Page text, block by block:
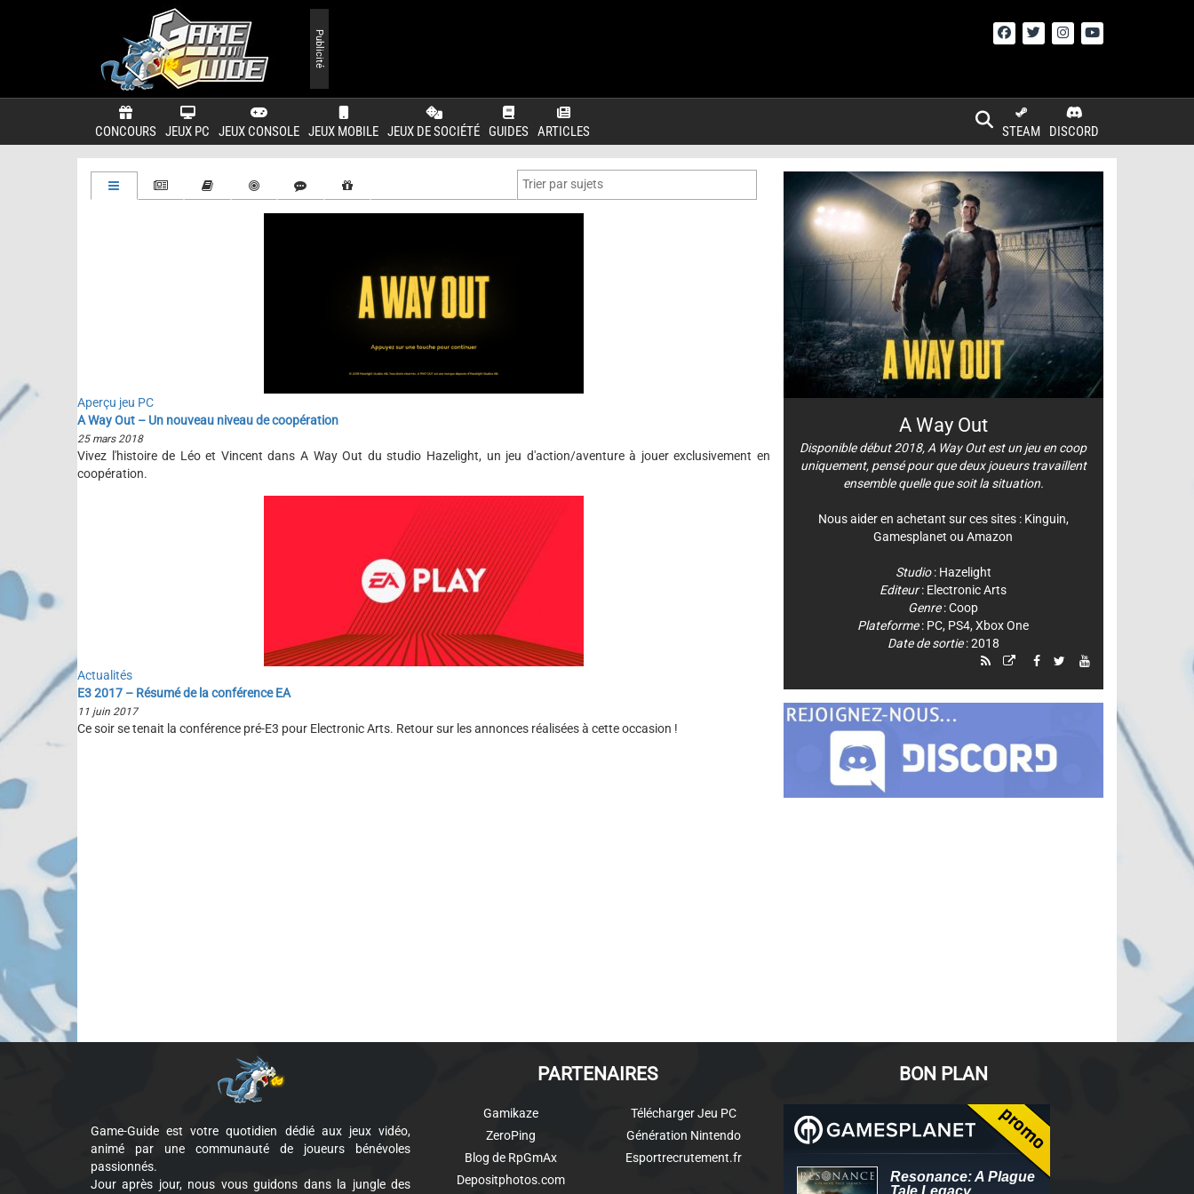
CONCOURS JEUX PC JEUX CONSOLE JEUX MOBILE JEUX DE SOCIÉTÉ GUIDES ARTICLES DISCORD
STEAM
Publicité
Aperçu jeu PC
A Way Out – Un nouveau niveau de coopération
25 mars 2018
Vivez l'histoire de Léo et Vincent dans A Way Out du studio Hazelight, un jeu d'action/aventure à jouer exclusivement en
coopération.
Actualités
E3 2017 – Résumé de la conférence EA
11 juin 2017
Ce soir se tenait la conférence pré-E3 pour Electronic Arts. Retour sur les annonces réalisées à cette occasion !
A Way Out
Disponible début 2018, A Way Out est un jeu en coop
uniquement, pensé pour que deux joueurs travaillent
ensemble quelle que soit la situation.
Nous aider en achetant sur ces sites : Kinguin,
Gamesplanet ouAmazon
Studio: Hazelight
Editeur: Electronic Arts
Genre:Coop
Plateforme: PC, PS4,Xbox One
Date de sortie: 2018
Game-Guide est votre quotidien dédié aux jeux vidéo,
animé par une communauté de joueurs bénévoles
passionnés.
Jour après jour, nous vous guidons dans la jungle des
PARTENAIRES
Gamikaze
ZeroPing
Blog de RpGmAx
Depositphotos.com
Télécharger Jeu PC
Génération Nintendo
Esportrecrutement.fr
BON PLAN